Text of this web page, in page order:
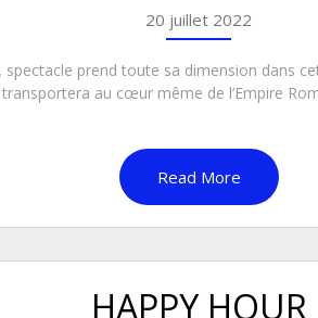
20 juillet 2022
spectacle prend toute sa dimension dans
au cœur même de l’Empire
Read More
HAPPY HOUR